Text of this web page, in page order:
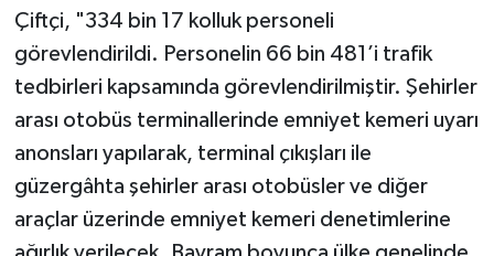
Çiftçi, "334 bin 17 kolluk personeli
görevlendirildi. Personelin 66 bin 481’i trafik
tedbirleri kapsamında görevlendirilmiştir. Şehirler
arası otobüs terminallerinde emniyet kemeri uyarı
anonsları yapılarak, terminal çıkışları ile
güzergâhta şehirler arası otobüsler ve diğer
araçlar üzerinde emniyet kemeri denetimlerine